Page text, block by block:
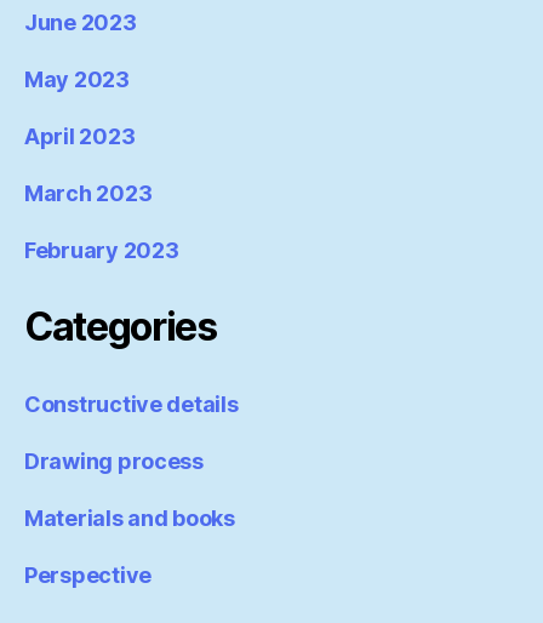
June 2023
May 2023
April 2023
March 2023
February 2023
Categories
Constructive details
Drawing process
Materials and books
Perspective